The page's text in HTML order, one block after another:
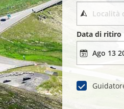
Data di ritiro